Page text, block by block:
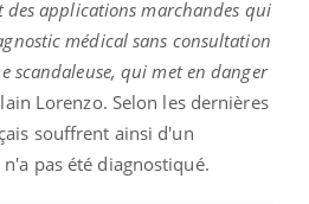
des applications marchandes qui
médical sans consultation
scandaleuse, qui met en danger
Lorenzo. Selon les dernières
souffrent ainsi d'un
pas été diagnostiqué.